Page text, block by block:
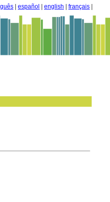
español english français